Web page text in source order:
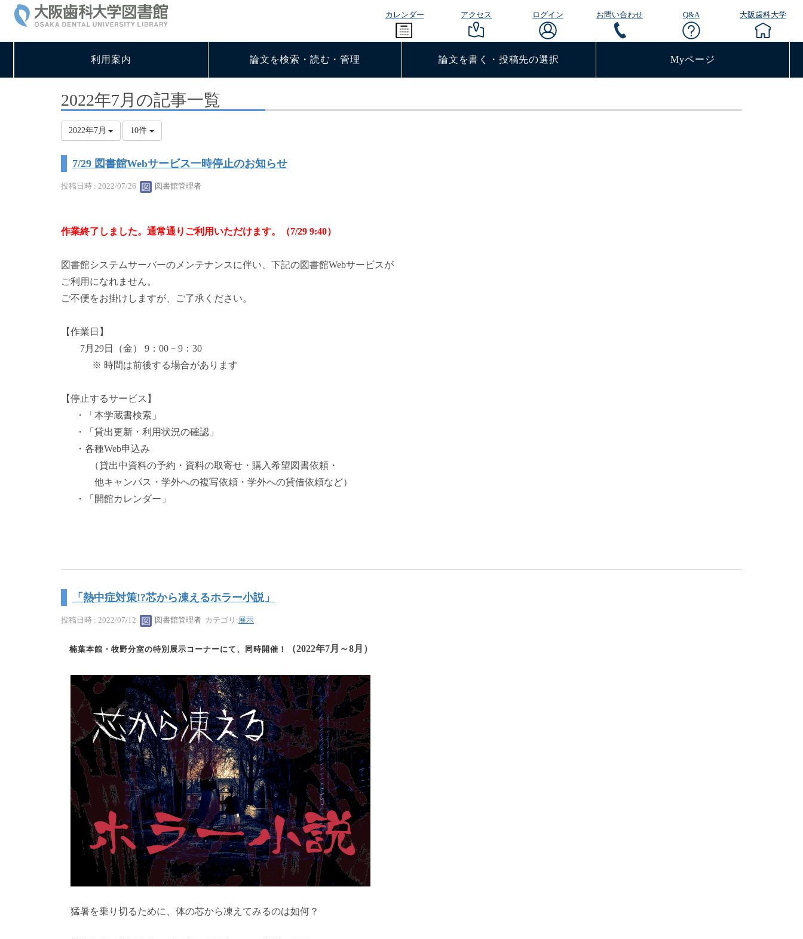
カレンダー アクセス ログイン お問い合わせ Q&A 大阪歯科大学
利用案内 論文を検索・読む・管理 論文を書く・投稿先の選択 Myページ
2022年7月の記事一覧
2022年7月 10件
7/29 図書館Webサービス一時停止のお知らせ
投稿日時 : 2022/07/26 図書館管理者
作業終了しました。通常通りご利用いただけます。（7/29 9:40）
図書館システムサーバーのメンテナンスに伴い、下記の図書館Webサービスが
ご利用になれません。
ご不便をお掛けしますが、ご了承ください。
【作業日】
7月29日（金） 9：00 － 9：30
※ 時間は前後する場合があります
【停止するサービス】
・「本学蔵書検索」
・「貸出更新・利用状況の確認」
・各種Web申込み
（貸出中資料の予約・資料の取寄せ・購入希望図書依頼・
他キャンパス・学外への複写依頼・学外への貸借依頼など）
・「開館カレンダー」
「熱中症対策!?芯から凍えるホラー小説」
投稿日時 : 2022/07/12 図書館管理者 カテゴリ:展示
楠葉本館・牧野分室の特別展示コーナーにて、同時開催！ （2022年7月～8月）
猛暑を乗り切るために、体の芯から凍えてみるのは如何？